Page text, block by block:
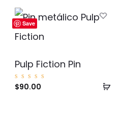
carrito
Save
Pulp Fiction Pin
Valorad
o con
$90.00